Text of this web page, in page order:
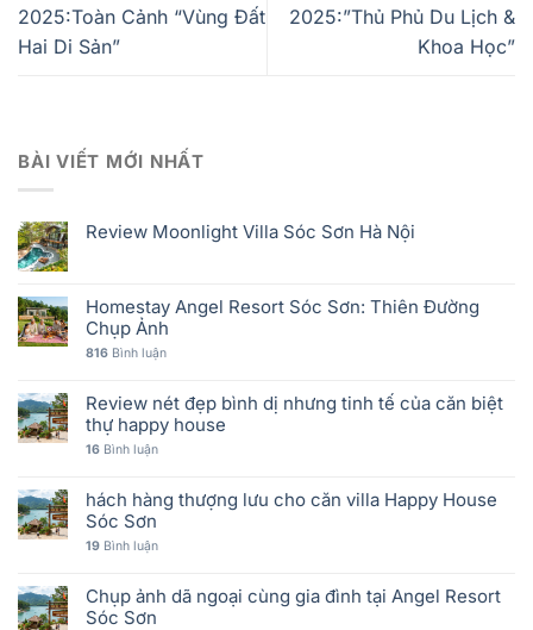
2025:Toàn Cảnh “Vùng Đất
Hai Di Sản”
2025:”Thủ Phủ Du Lịch &
Khoa Học”
BÀI VIẾT MỚI NHẤT
Review Moonlight Villa Sóc Sơn Hà Nội
Homestay Angel Resort Sóc Sơn: Thiên Đường
Chụp Ảnh
816 Bình luận
Review nét đẹp bình dị nhưng tinh tế của căn biệt
thự happy house
16 Bình luận
hách hàng thượng lưu cho căn villa Happy House
Sóc Sơn
19 Bình luận
Chụp ảnh dã ngoại cùng gia đình tại Angel Resort
Sóc Sơn